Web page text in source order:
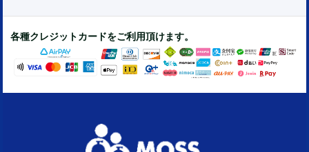
各種クレジットカードをご利用頂けます。